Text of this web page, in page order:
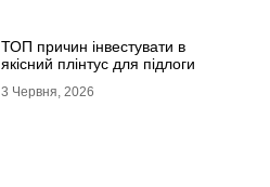
ТОП причин інвестувати в
якісний плінтус для підлоги
3 Червня, 2026